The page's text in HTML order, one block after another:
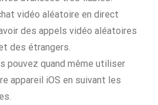
vidéo aléatoire en direct
des appels vidéo aléatoires
des étrangers.
pouvez quand même utiliser
appareil iOS en suivant les